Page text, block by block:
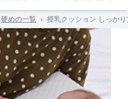
硬めの一覧 › 授乳クッション しっか